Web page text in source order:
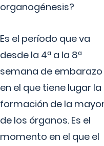
organogénesis?
Es el período que va
desde la 4ª a la 8ª
semana de embarazo
en el que tiene lugar la
formación de la
de los órganos. Es el
momento en el que el